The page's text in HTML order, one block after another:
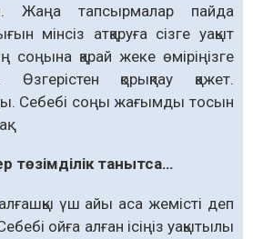
Жаңа тап­­сырмалар пайда
мінсіз атқаруға сізге уақыт
соңына қарай жеке өміріңізге
Өзгерістен қорықпау қажет.
Себебі соңы жағымды тосын
төзімділік танытса…
үш айы аса жемісті деп
ойға алған ісіңіз уақытылы